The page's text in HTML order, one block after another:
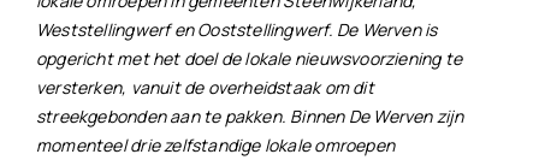
Weststellingwerf en Ooststellingwerf. De Werven is
opgericht met het doel de lokale nieuwsvoorziening te
versterken, vanuit de overheidstaak om dit
streekgebonden aan te pakken. Binnen De Werven zijn
momenteel drie zelfstandige lokale omroepen